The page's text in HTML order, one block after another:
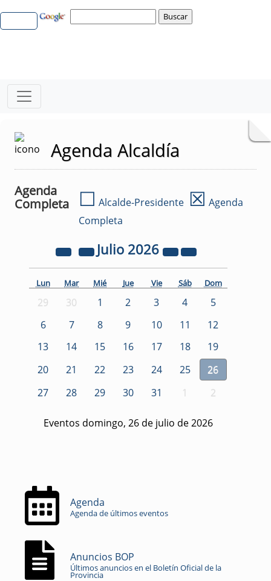
Agenda Alcaldía
Agenda
Completa
☐ Alcalde-Presidente ☒ Agenda
Completa
Julio 2026
Lun Mar Mié Jue Vie Sáb Dom
29 30 1 2 3 4
5
6
7 8 9 10 11
12
13
14 15 16 17 18
19
20
21 22 23 24 25
26
27
28 29 30 31 1 2
Eventos domingo, 26 de julio de 2026
Agenda
Agenda de últimos eventos
Anuncios BOP
Últimos anuncios en el Boletín Oficial de la
Provincia